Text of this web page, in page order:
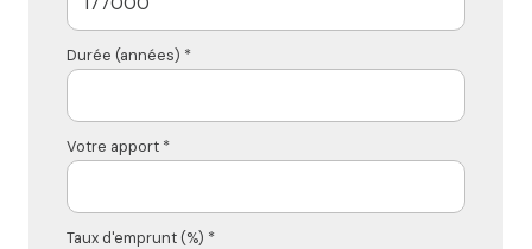
Durée (années) *
Votre apport *
Taux d'emprunt (%) *